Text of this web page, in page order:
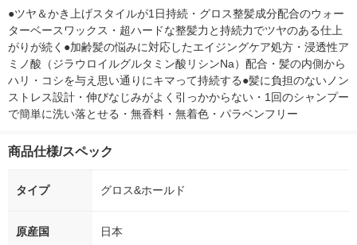
●ツヤ＆かき上げスタイルが1日持続・グロス整髪成分配合のウォー
ターベースワックス・超ハードな整髪力と持続力でツヤのある仕上
がりが続く●加齢髪の悩みに対応したエイジングケア処方・浸透性ア
ミノ酸（ジラウロイルグルタミン酸リシンNa）配合・髪の内側から
ハリ・コシを与え思い通りにキマって持続する●髪に負担のないノン
ストレス設計・伸びなじみがよく引っかからない・1回のシャンプー
で簡単に洗い落とせる・無香料・無着色・パラベンフリー
商品仕様/スペック
タイプ グロス&ホールド
原産国 日本